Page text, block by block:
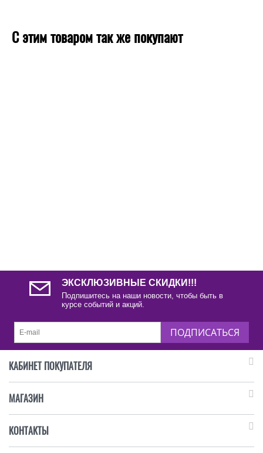
С этим товаром так же покупают
ЭКСКЛЮЗИВНЫЕ СКИДКИ!!!
Подпишитесь на наши новости, чтобы быть в
курсе событий и акций.
ПОДПИСАТЬСЯ
КАБИНЕТ ПОКУПАТЕЛЯ
МАГАЗИН
КОНТАКТЫ